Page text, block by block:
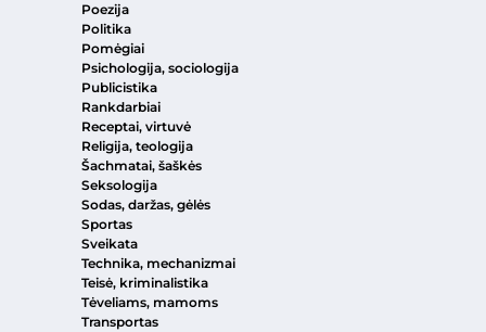
Poezija
Politika
Pomėgiai
Psichologija, sociologija
Publicistika
Rankdarbiai
Receptai, virtuvė
Religija, teologija
Šachmatai, šaškės
Seksologija
Sodas, daržas, gėlės
Sportas
Sveikata
Technika, mechanizmai
Teisė, kriminalistika
Tėveliams, mamoms
Transportas